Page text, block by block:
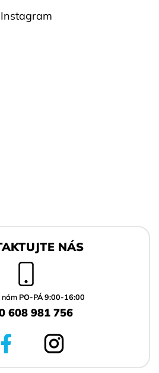
Instagram
NÁS
nám PO-PÁ 9:00-16:00
608 981 756